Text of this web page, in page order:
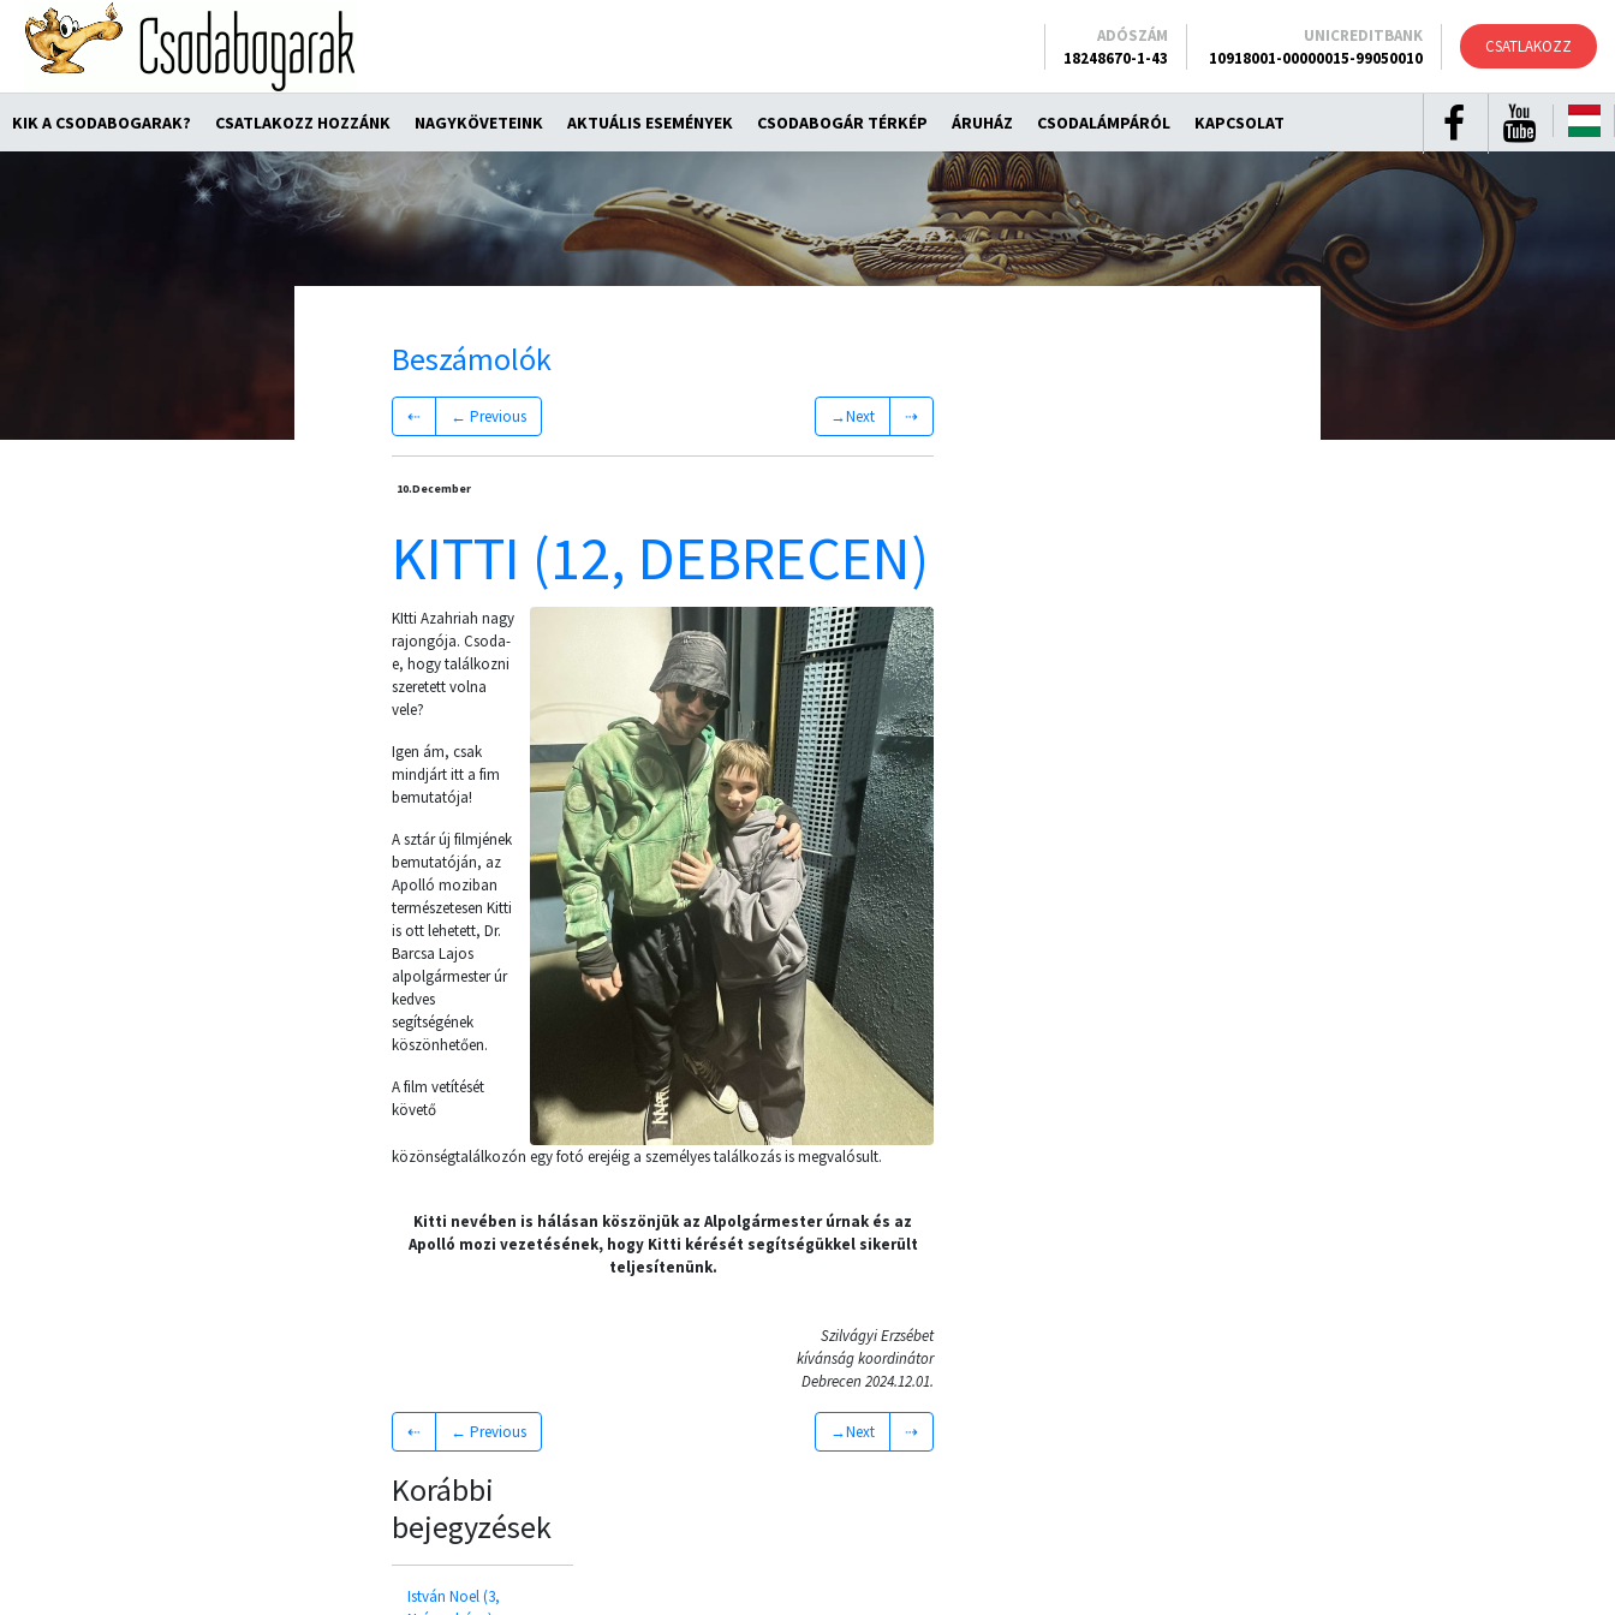
CSATLAKOZZ
KIK A CSODABOGARAK? CSATLAKOZZ HOZZÁNK NAGYKÖVETEINK AKTUÁLIS ESEMÉNYEK CSODABOGÁR TÉRKÉP ÁRUHÁZ CSODALÁMPÁRÓL KAPCSOLAT
ADÓSZÁM
18248670-1-43
UNICREDITBANK
10918001-00000015-99050010
Beszámolók
⇠ ← Previous →Next ⇢
10.December
KITTI (12, DEBRECEN)
KItti Azahriah nagy
rajongója. Csoda-
e, hogy találkozni
szeretett volna
vele?
Igen ám, csak
mindjárt itt a fim
bemutatója!
A sztár új filmjének
bemutatóján, az
Apolló moziban
természetesen Kitti
is ott lehetett, Dr.
Barcsa Lajos
alpolgármester úr
kedves
segítségének
köszönhetően.
A film vetítését
követő
közönségtalálkozón egy fotó erejéig a személyes találkozás is megvalósult.
Kitti nevében is hálásan köszönjük az Alpolgármester úrnak és az
Apolló mozi vezetésének, hogy Kitti kérését segítségükkel sikerült
teljesítenünk.
Szilvágyi Erzsébet
kívánság koordinátor
Debrecen 2024.12.01.
⇠ ← Previous →Next ⇢
Korábbi
bejegyzések
István Noel (3,